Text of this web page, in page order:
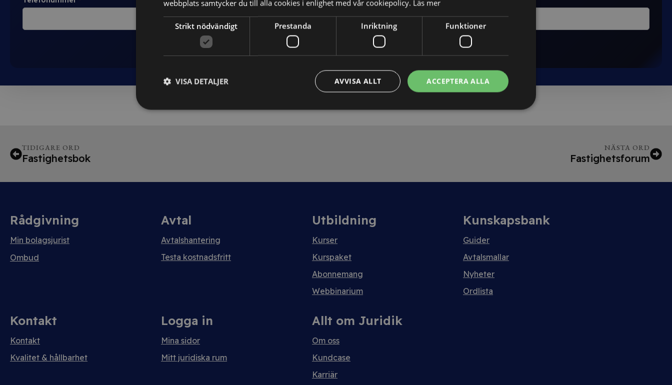
TIDIGARE ORD
Fastighetsbok
NÄSTA ORD
Fastighetsforum
Rådgivning
Min bolagsjurist
Ombud
Avtal
Avtalshantering
Testa kostnadsfritt
Utbildning
Kurser
Kurspaket
Abonnemang
Webbinarium
Kunskapsbank
Guider
Avtalsmallar
Nyheter
Ordlista
Kontakt
Kontakt
Kvalitet & hållbarhet
Logga in
Mina sidor
Mitt juridiska rum
Allt om Juridik
Om oss
Kundcase
Karriär
webbplats samtycker du till alla cookies i enlighet med vår cookiepolicy. Läs mer
Strikt nödvändigt Prestanda Inriktning Funktioner
ACCEPTERA ALLA
AVVISA ALLT
VISA DETALJER